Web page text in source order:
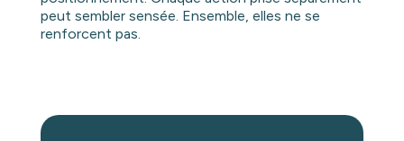
peut sembler sensée. Ensemble, elles ne se
renforcent pas.